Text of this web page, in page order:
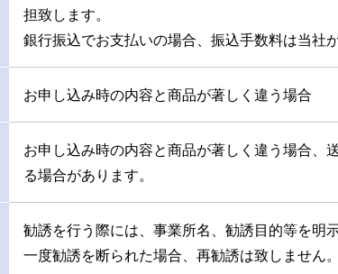
担致します。
銀行振込でお支払いの場合、振込手数料は当社
お申し込み時の内容と商品が著しく違う場合
お申し込み時の内容と商品が著しく違う場合、
る場合があります。
勧誘を行う際には、事業所名、勧誘目的等を明示
一度勧誘を断られた場合、再勧誘は致しません。